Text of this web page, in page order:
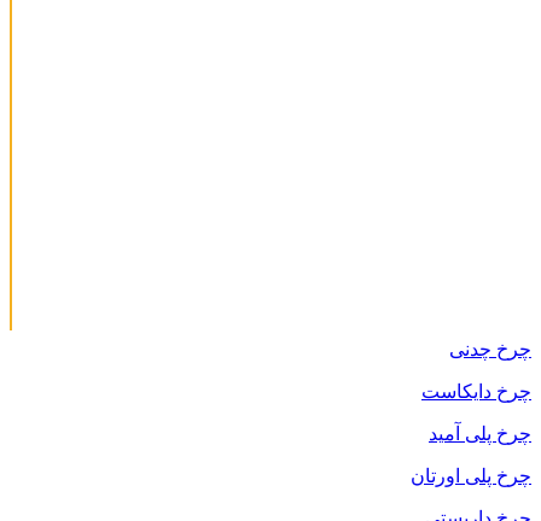
چرخ چدنی
چرخ دایکاست
چرخ پلی آمید
چرخ پلی اورتان